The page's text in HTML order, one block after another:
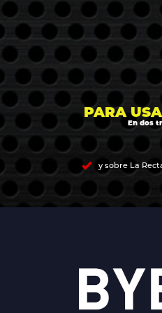
PARA
En dos
y sobre La